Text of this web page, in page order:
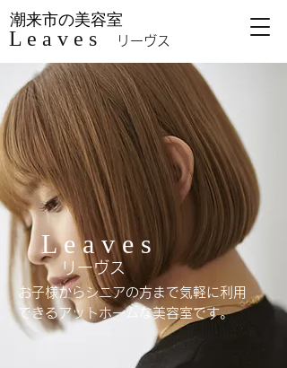
潮来市の美容室
L e a v e s リーヴス
L e a v e s
お子様からシニアの方まで気軽に利用
できるアットホームな美容室です。
リーヴス